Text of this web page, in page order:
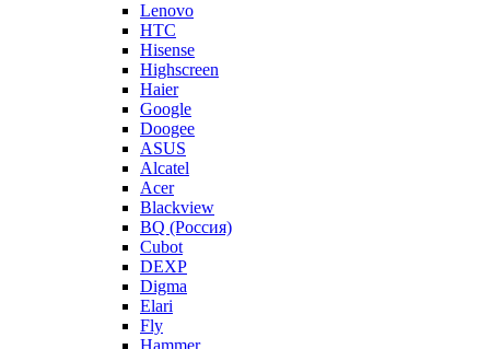
Lenovo
HTC
Hisense
Highscreen
Haier
Google
Doogee
ASUS
Alcatel
Acer
Blackview
BQ (Россия)
Cubot
DEXP
Digma
Elari
Fly
Hammer